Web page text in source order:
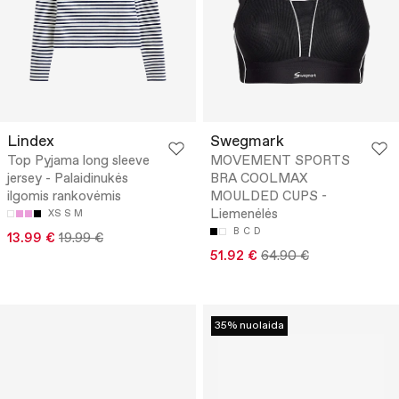
Lindex
Top Pyjama long sleeve
jersey - Palaidinukės
ilgomis rankovėmis
XS S M
13.99 € 19.99 €
Swegmark
MOVEMENT SPORTS
BRA COOLMAX
MOULDED CUPS -
Liemenėlės
B C D
51.92 € 64.90 €
35% nuolaida